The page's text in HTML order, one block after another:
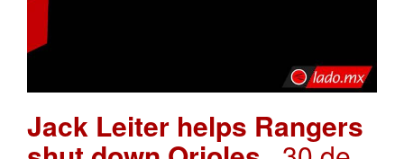
Jack Leiter helps Rangers